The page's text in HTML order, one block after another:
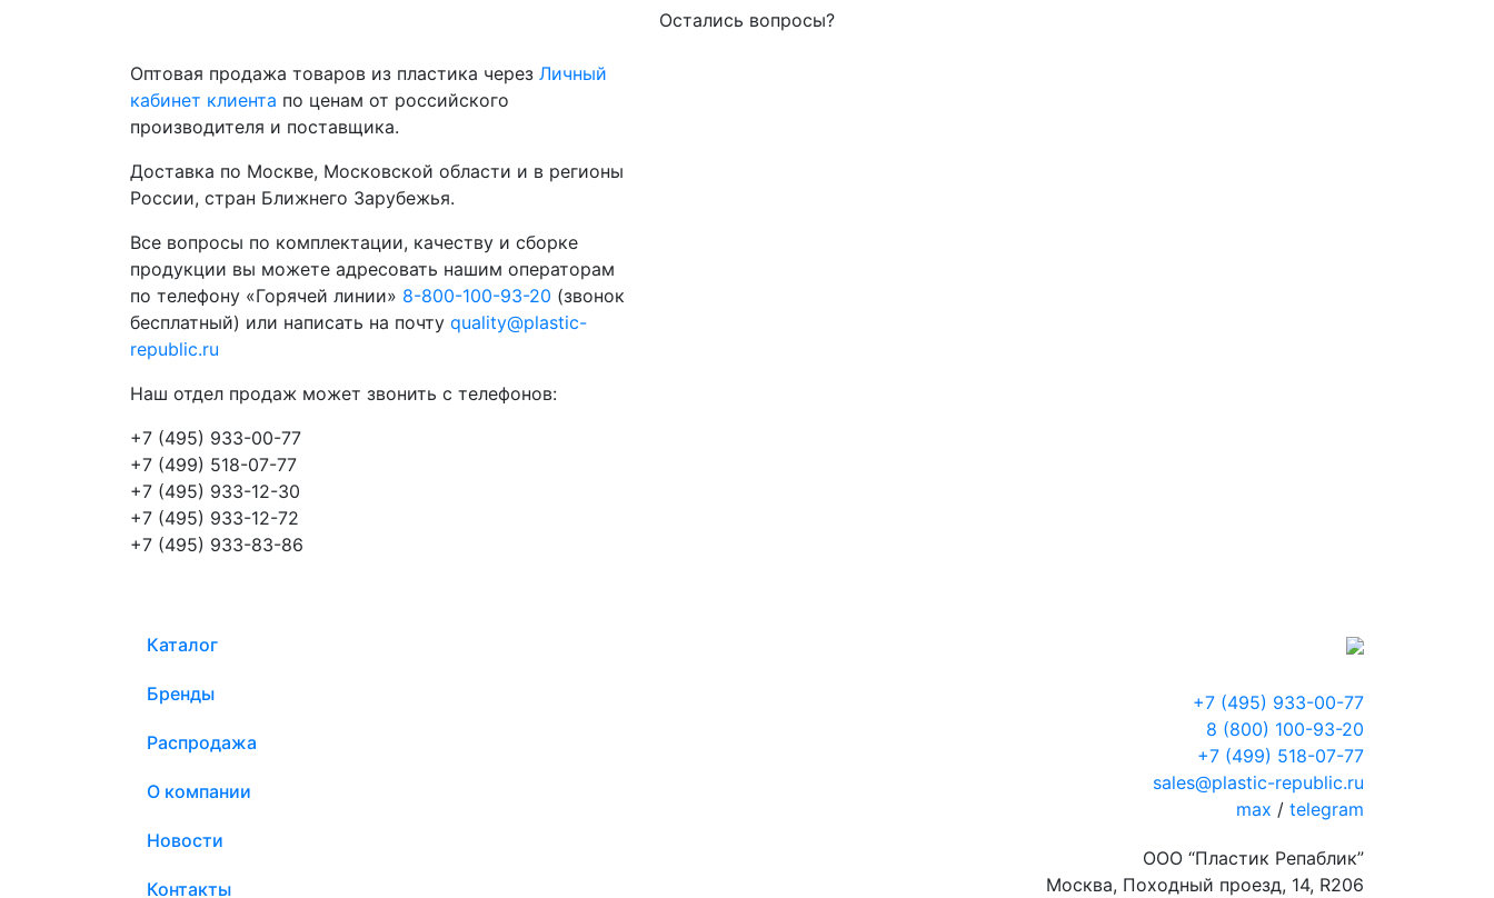
Остались вопросы?
Оптовая продажа товаров из пластика через Личный
кабинет клиента по ценам от российского
производителя и поставщика.
Доставка по Москве, Московской области и в регионы
России, стран Ближнего Зарубежья.
Все вопросы по комплектации, качеству и сборке
продукции вы можете адресовать нашим операторам
по телефону «Горячей линии» 8-800-100-93-20 (звонок
бесплатный) или написать на почту quality@plastic-
republic.ru
Наш отдел продаж может звонить с телефонов:
+7 (495) 933-00-77
+7 (499) 518-07-77
+7 (495) 933-12-30
+7 (495) 933-12-72
+7 (495) 933-83-86
Каталог
Бренды
Распродажа
О компании
Новости
Контакты
+7 (495) 933-00-77
8 (800) 100-93-20
+7 (499) 518-07-77
sales@plastic-republic.ru
max / telegram
ООО “Пластик Репаблик”
Москва, Походный проезд, 14, R206